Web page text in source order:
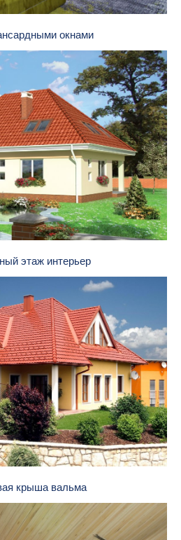
окнами
этаж интерьер
крыша вальма